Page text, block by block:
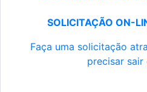
SOLICITAÇÃO ON-
Faça uma solicitação
precisar sair